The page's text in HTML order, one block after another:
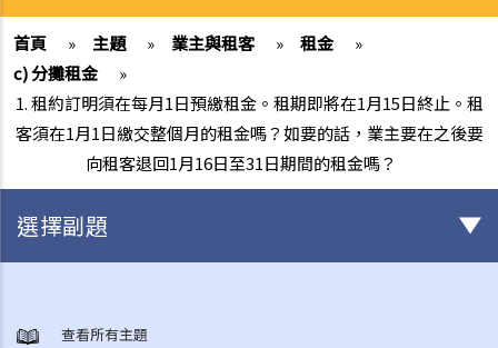
首頁 » 主題 » 業主與租客 » 租金
»
c) 分攤租金
»
1. 租約訂明須在每月1日預繳租金。租期即將在1月15日終止。租
客須在1月1日繳交整個月的租金嗎？如要的話，業主要在之後要
向租客退回1月16日至31日期間的租金嗎？
選擇副題
1. 香港有甚麼政府部門專門處理有關租賃的事項？假若在租賃事項上出
查看所有主題